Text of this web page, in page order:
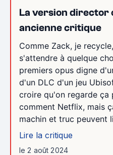
La version director
ancienne critique
Comme Zack, je
s'attendre à quelque
premiers opus digne
d'un DLC d'un jeu
croire qu'on regarde ça
comment Netflix, mais
machin et truc peuvent
Lire la critique
le 2 août 2024